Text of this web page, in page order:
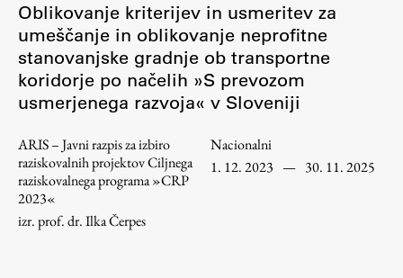
Študij
Predstavitev študija
Študentske informacije
Urniki
Študijski programi
Predmeti
Oblikovanje kriterijev in usmeritev za
umeščanje in oblikovanje neprofitne
stanovanjske gradnje ob transportne
koridorje po načelih »S prevozom
usmerjenega razvoja« v Sloveniji
ARIS – Javni razpis za izbiro
raziskovalnih projektov Ciljnega
raziskovalnega programa »CRP
2023«
izr. prof. dr. Ilka Čerpes
Nacionalni
1. 12. 2023 — 30. 11. 2025